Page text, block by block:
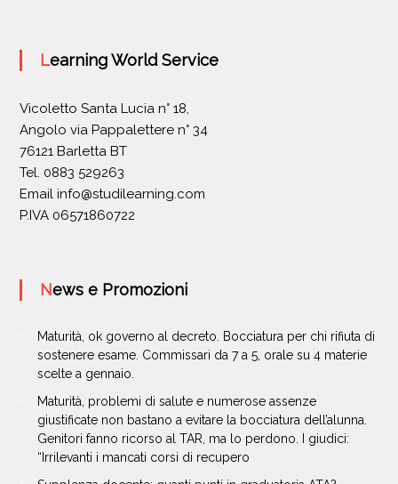
Learning World Service
Vicoletto Santa Lucia n° 18,
Angolo via Pappalettere n° 34
76121 Barletta BT
Tel. 0883 529263
Email info@studilearning.com
P.IVA 06571860722
News e Promozioni
Maturità, ok governo al decreto. Bocciatura per chi rifiuta di
sostenere esame. Commissari da 7 a 5, orale su 4 materie
scelte a gennaio.
Maturità, problemi di salute e numerose assenze
giustificate non bastano a evitare la bocciatura dell’alunna.
Genitori fanno ricorso al TAR, ma lo perdono. I giudici:
“Irrilevanti i mancati corsi di recupero